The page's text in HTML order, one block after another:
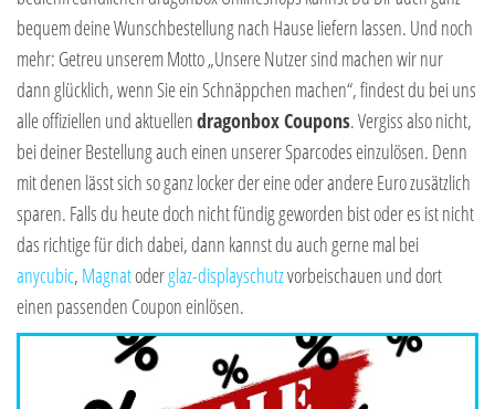
bequem deine Wunschbestellung nach Hause liefern lassen. Und noch
mehr: Getreu unserem Motto „Unsere Nutzer sind machen wir nur
dann glücklich, wenn Sie ein Schnäppchen machen“, findest du bei uns
alle offiziellen und aktuellendragonbox Coupons. Vergiss also nicht,
bei deiner Bestellung auch einen unserer Sparcodes einzulösen. Denn
mit denen lässt sich so ganz locker der eine oder andere Euro zusätzlich
sparen. Falls du heute doch nicht fündig geworden bist oder es ist nicht
das richtige für dich dabei, dann kannst du auch gerne mal bei
anycubic, Magnatoderglaz-displayschutzvorbeischauen und dort
einen passenden Coupon einlösen.